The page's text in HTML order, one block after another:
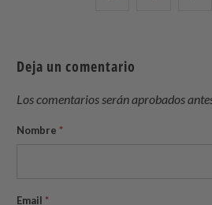
Deja un comentario
Los comentarios serán aprobados
Nombre *
Email *